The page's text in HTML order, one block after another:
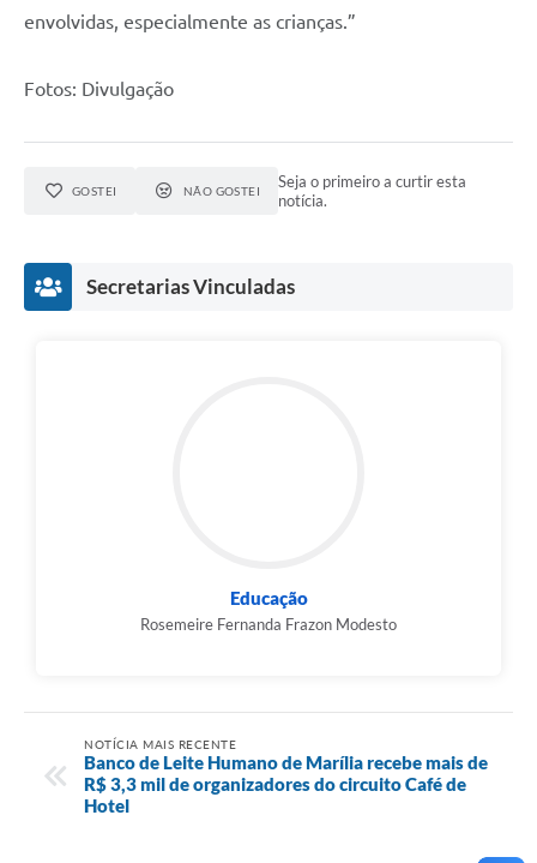
envolvidas, especialmente as crianças.”
Fotos: Divulgação
GOSTEI NÃO GOSTEI
Seja o primeiro a curtir esta
notícia.
Secretarias Vinculadas
Educação
Rosemeire Fernanda Frazon Modesto
NOTÍCIA MAIS RECENTE
Banco de Leite Humano de Marília recebe mais de
R$ 3,3 mil de organizadores do circuito Café de
Hotel